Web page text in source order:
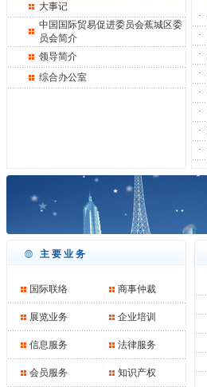
大事记
中国国际贸易促进委员会蕉城区委
员会简介
领导简介
综合办公室
·
·
·
·
·
·
·
·
主要业务
国际联络 商事仲裁
展览业务 企业培训
信息服务 法律服务
会员服务 知识产权